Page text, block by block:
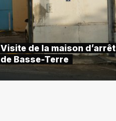
Visite de la maison d’arrêt
de Basse-Terre